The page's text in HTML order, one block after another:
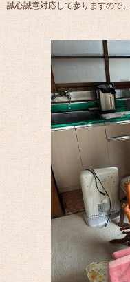
誠心誠意対応して参りますので